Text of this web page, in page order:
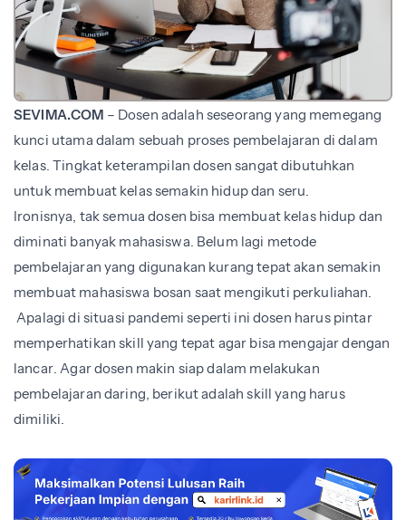
SEVIMA.COM – Dosen adalah seseorang yang memegang
kunci utama dalam sebuah proses pembelajaran di dalam
kelas. Tingkat keterampilan dosen sangat dibutuhkan
untuk membuat kelas semakin hidup dan seru.
Ironisnya, tak semua dosen bisa membuat kelas hidup dan
diminati banyak mahasiswa. Belum lagi metode
pembelajaran yang digunakan kurang tepat akan semakin
membuat mahasiswa bosan saat mengikuti perkuliahan.
Apalagi di situasi pandemi seperti ini dosen harus pintar
memperhatikan skill yang tepat agar bisa mengajar dengan
lancar. Agar dosen makin siap dalam melakukan
pembelajaran daring, berikut adalah skill yang harus
dimiliki.